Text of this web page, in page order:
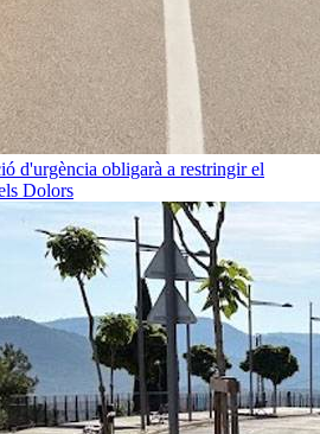
d'urgència obligarà a restringir el
Dolors